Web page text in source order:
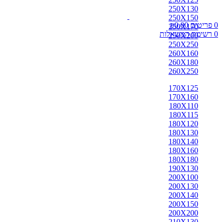
0 פריטים ₪0.00
0 רשימת המשאלות
250X130
250X150
250X170
250X200
250X250
260X160
260X180
260X250
170X125
170X160
180X110
180X115
180X120
180X130
180X140
180X160
180X180
190X130
200X100
200X130
200X140
200X150
200X200